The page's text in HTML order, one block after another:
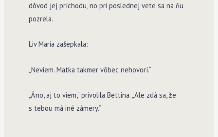
dôvod jej príchodu, no pri poslednej vete sa na ňu
pozrela.
Liv Maria zašepkala:
„Neviem. Matka takmer vôbec nehovorí.“
„Áno, aj to viem,“ privolila Bettina. „Ale zdá sa, že
s tebou má iné zámery.“